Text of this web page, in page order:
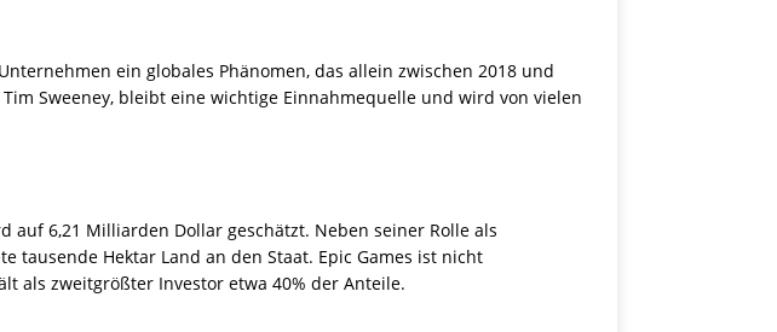
ein globales Phänomen, das allein zwischen 2018 und
Sweeney, bleibt eine wichtige Einnahmequelle und wird von vielen
auf 6,21 Milliarden Dollar geschätzt. Neben seiner Rolle als
tausende Hektar Land an den Staat. Epic Games ist nicht
als zweitgrößter Investor etwa 40% der Anteile.